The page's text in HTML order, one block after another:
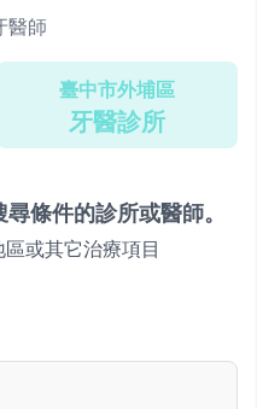
醫師
臺中市外埔區
牙醫診所
條件的診所或醫師。
或其它治療項目